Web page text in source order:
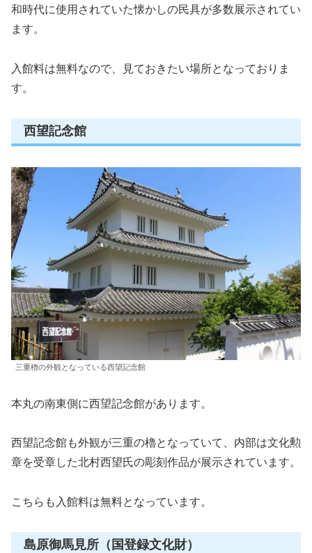
和時代に使用されていた懐かしの民具が多数展示されてい
ます。
入館料は無料なので、見ておきたい場所となっておりま
す。
西望記念館
三重櫓の外観となっている西望記念館
本丸の南東側に西望記念館があります。
西望記念館も外観が三重の櫓となっていて、内部は文化勲
章を受章した北村西望氏の彫刻作品が展示されています。
こちらも入館料は無料となっています。
島原御馬見所（国登録文化財）